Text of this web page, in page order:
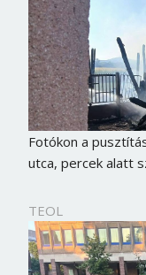
Fotókon a
utca, percek alatt
TEOL